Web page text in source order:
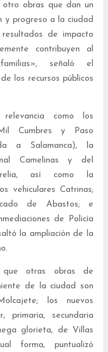
obras que dan un
y progreso a la ciudad
de impacto
contribuyen al
señaló el
los recursos públicos
como los
Cumbres y Paso
a Salamanca), la
Camelinas y del
así como la
vehiculares Catrinas;
de Abastos; e
de Policía
la ampliación de la
que otras obras de
de la ciudad son
los nuevos
primaria, secundaria
glorieta, de Villas
forma, puntualizó